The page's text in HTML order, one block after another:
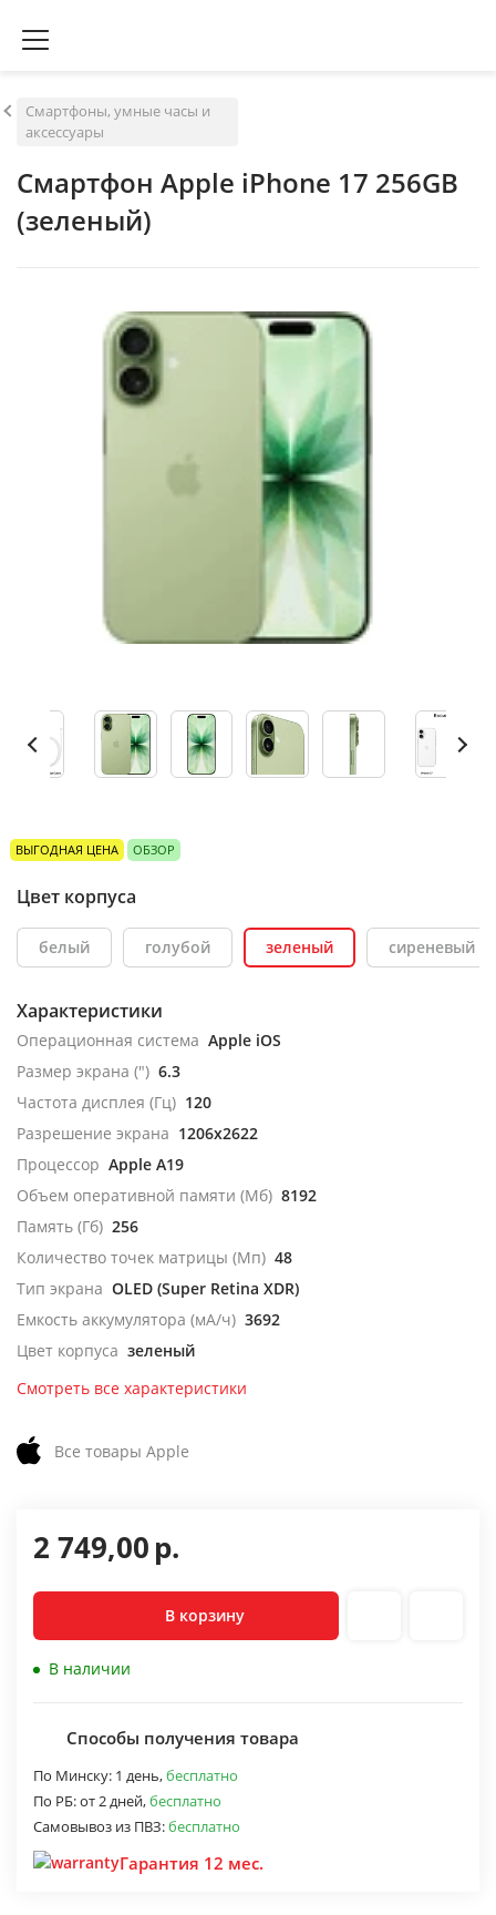
Смартфоны, умные часы и
аксессуары
Смартфон Apple iPhone 17 256GB
(зеленый)
ВЫГОДНАЯ ЦЕНА ОБЗОР
Цвет корпуса
белый голубой зеленый сиреневый
Характеристики
Операционная система Apple iOS
Размер экрана (") 6.3
Частота дисплея (Гц) 120
Разрешение экрана 1206x2622
Процессор Apple A19
Объем оперативной памяти (Мб) 8192
Память (Гб) 256
Количество точек матрицы (Мп) 48
Тип экрана OLED (Super Retina XDR)
Емкость аккумулятора (мА/ч) 3692
Цвет корпуса зеленый
Смотреть все характеристики
Все товары Apple
2 749,00р.
В корзину
В наличии
Способы получения товара
По Минску: 1 день,бесплатно
По РБ:от 2 дней,бесплатно
Самовывоз из ПВЗ:бесплатно
Гарантия 12 мес.